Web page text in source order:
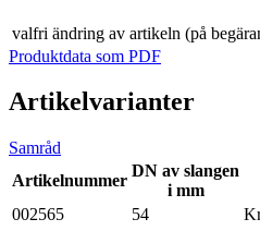
valfri ändring av artikeln (på
Produktdata som PDF
Artikelvarianter
Samråd
Artikelnummer
DN av slangen
i mm
002565
54